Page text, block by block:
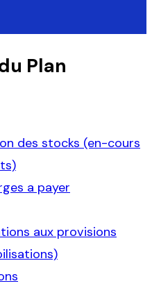
Plan
des stocks (en-cours
a payer
aux provisions